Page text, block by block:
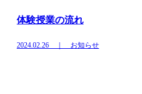
体験授業の流れ
2024.02.26 ｜ お知らせ